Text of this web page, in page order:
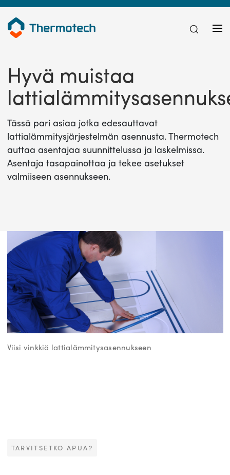
Hyvä muistaa
Tässä pari asiaa jotka edesauttavat
lattialämmitysjärjestelmän asennusta. Thermotech
auttaa asentajaa suunnittelussa ja laskelmissa.
Asentaja tasapainottaa ja tekee asetukset
valmiiseen asennukseen.
Viisi vinkkiä lattialämmitysasennukseen
TARVITSETKO APUA?